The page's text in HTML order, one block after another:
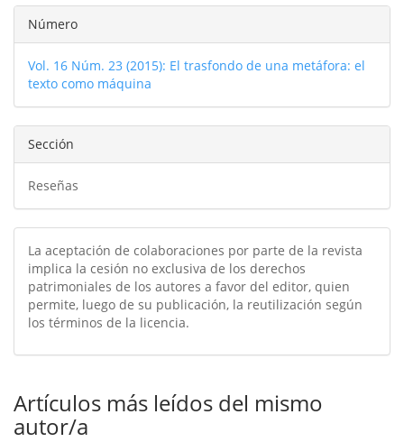
Detalles
del
artículo
Número
Vol. 16 Núm. 23 (2015): El trasfondo de una metáfora: el
texto como máquina
Sección
Reseñas
La aceptación de colaboraciones por parte de la revista
implica la cesión no exclusiva de los derechos
patrimoniales de los autores a favor del editor, quien
permite, luego de su publicación, la reutilización según
los términos de la licencia.
Artículos más leídos del mismo
autor/a